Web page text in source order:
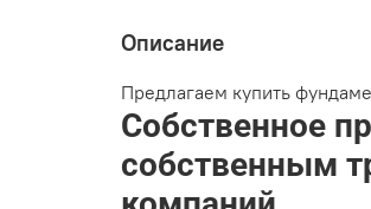
Описание
Предлагаем купить
Собственное
собственным